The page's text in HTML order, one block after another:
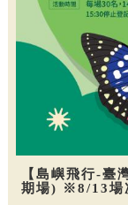
【島嶼飛行-臺
期場) ※8/13場